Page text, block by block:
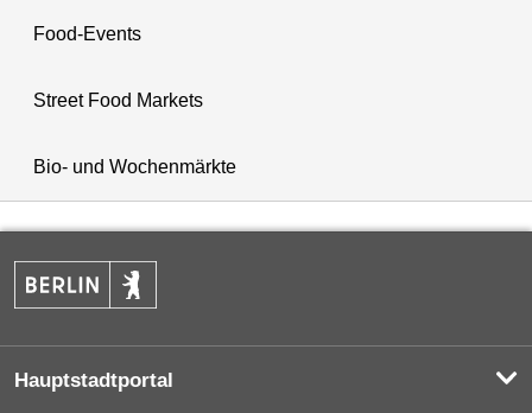
Food-Events
Street Food Markets
Bio- und Wochenmärkte
Hauptstadtportal